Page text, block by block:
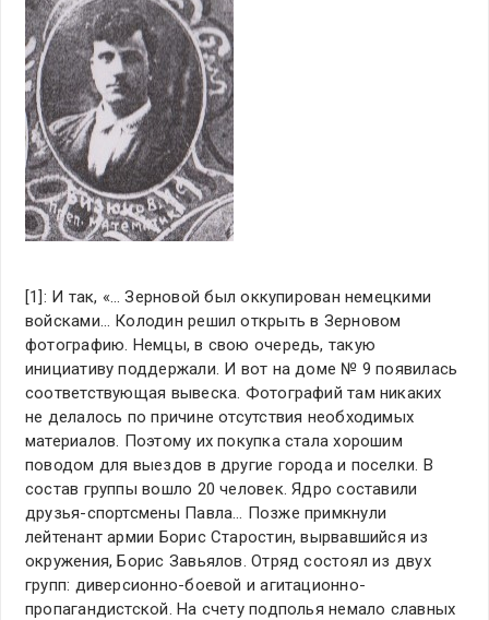
[1]: И так, «… Зерновой был оккупирован немецкими
войсками… Колодин решил открыть в Зерновом
фотографию. Немцы, в свою очередь, такую
инициативу поддержали. И вот на доме № 9 появилась
соответствующая вывеска. Фотографий там никаких
не делалось по причине отсутствия необходимых
материалов. Поэтому их покупка стала хорошим
поводом для выездов в другие города и поселки. В
состав группы вошло 20 человек. Ядро составили
друзья-спортсмены Павла… Позже примкнули
лейтенант армии Борис Старостин, вырвавшийся из
окружения, Борис Завьялов. Отряд состоял из двух
групп: диверсионно-боевой и агитационно-
пропагандистской. На счету подполья немало славных